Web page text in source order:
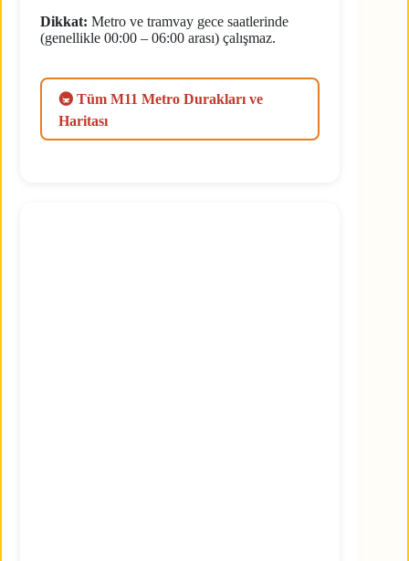
Dikkat: Metro ve tramvay gece saatlerinde
(genellikle 00:00 – 06:00 arası) çalışmaz.
🚇 Tüm M11 Metro Durakları ve
Haritası